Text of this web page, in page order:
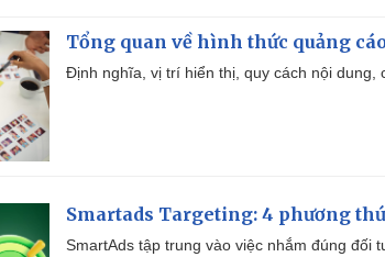
Tổng quan về hình thức quảng
Định nghĩa, vị trí hiển thị, quy cách nội dung,
Smartads Targeting: 4 phương
SmartAds tập trung vào việc nhắm đúng đối